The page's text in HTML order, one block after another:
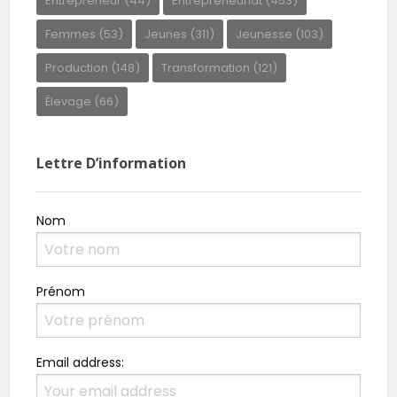
Femmes (53) Jeunes (311) Jeunesse (103)
Production (148) Transformation (121)
Élevage (66)
Lettre D’information
Nom
Prénom
Email address: